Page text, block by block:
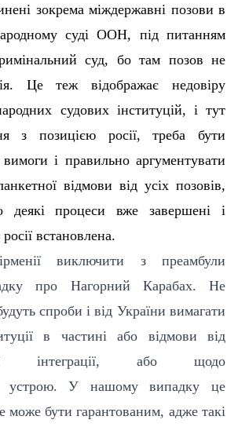
зокрема міждержавні позови в
суді ООН, під питанням
суд, бо там позов не
Це теж відображає недовіру
судових інституцій, і тут
з позицією росії, треба бути
і правильно аргументувати
відмови від усіх позовів,
процеси вже завершені і
росії встановлена.
виключити з преамбули
про Нагорний Карабах. Не
спроби і від України вимагати
в частині або відмови від
інтеграції, або щодо
устрою. У нашому випадку це
може бути гарантованим, адже такі